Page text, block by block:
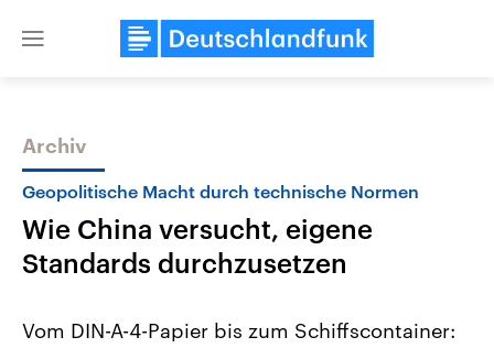
Close
Themen
Archiv
Geopolitische Macht durch technische Normen
Wie China versucht, eigene
Standards durchzusetzen
Vom DIN-A-4-Papier bis zum Schiffscontainer: